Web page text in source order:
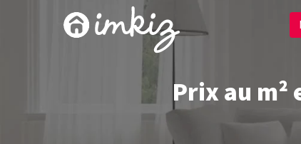
Prix au